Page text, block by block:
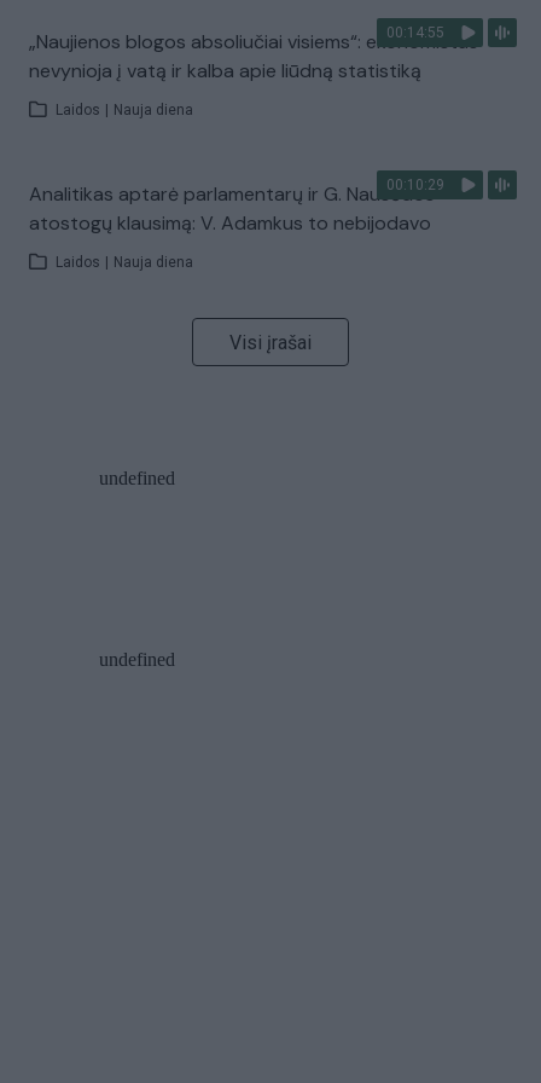
00:14:55
„Naujienos blogos absoliučiai visiems“: ekonomistas
nevynioja į vatą ir kalba apie liūdną statistiką
Laidos Nauja diena
00:10:29
Analitikas aptarė parlamentarų ir G. Nausėdos
atostogų klausimą: V. Adamkus to nebijodavo
Laidos Nauja diena
Visi įrašai